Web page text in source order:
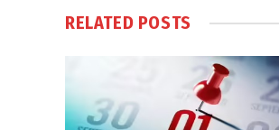
RELATED POSTS